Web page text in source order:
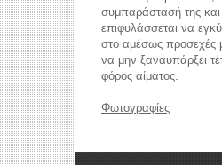
συμπαράστασή της και
επιφυλάσσεται να
στο αμέσως προσεχές
να μην ξαναυπάρξει
φόρος αίματος.
Φωτογραφίες
reddit videos download
horoscope love